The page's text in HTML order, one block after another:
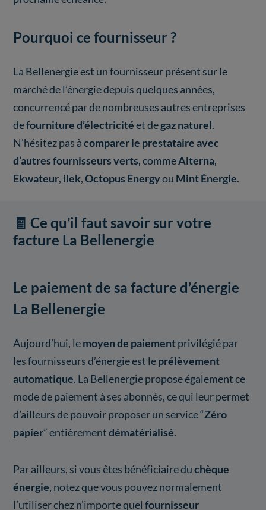
Pourquoi ce fournisseur ?
La Bellenergie est un fournisseur présent sur le
marché de l’énergie depuis quelques années,
concurrencé par de nombreuses autres entreprises
defourniture d’électricitéet degaz naturel.
N’hésitez pas àcomparer le prestataire avec
d’autres fournisseurs verts, commeAlterna,
Ekwateur, ilek,Octopus Energyou Mint Énergie.
🧾 Ce qu’il faut savoir sur votre
facture La Bellenergie
Le paiement de sa facture d’énergie
La Bellenergie
Aujourd’hui, lemoyen de paiementprivilégié par
les fournisseurs d’énergie est leprélèvement
automatique. La Bellenergie propose également ce
mode de paiement à ses abonnés, ce qui leur permet
d’ailleurs de pouvoir proposer un service “Zéro
papier” entièrementdématérialisé.
Par ailleurs, si vous êtes bénéficiaire duchèque
énergie, notez que vous pouvez normalement
l’utiliser chez n’importe quelfournisseur